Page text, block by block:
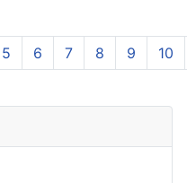
5 6 7 8 9 10